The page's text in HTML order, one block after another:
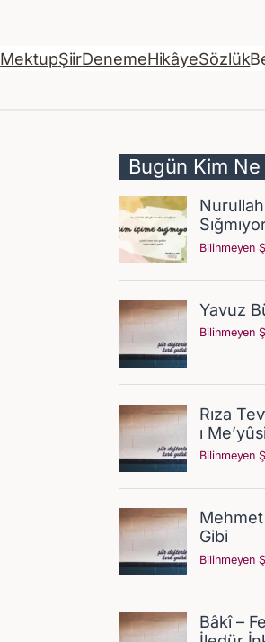
MektupŞiirDenemeHikâyeSözlük
Bugün Kim